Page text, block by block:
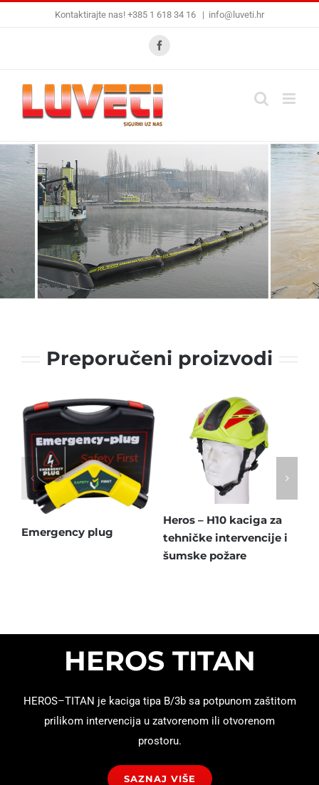
Kontaktirajte nas! +385 1 618 34 16 | info@luveti.hr
Facebook
Preporučeni proizvodi
Emergency plug
Heros – H10 kaciga za
tehničke intervencije i
šumske požare
HEROS TITAN
HEROS–TITAN je kaciga tipa B/3b sa potpunom zaštitom
prilikom intervencija u zatvorenom ili otvorenom
prostoru.
SAZNAJ VIŠE